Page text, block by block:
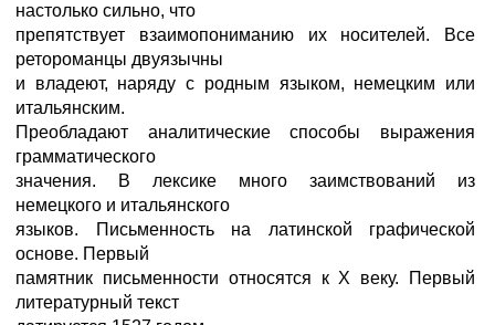
настолько сильно, что
препятствует взаимопониманию их носителей. Все
ретороманцы двуязычны
и владеют, наряду с родным языком, немецким или
итальянским.
Преобладают аналитические способы выражения
грамматического
значения. В лексике много заимствований из
немецкого и итальянского
языков. Письменность на латинской графической
основе. Первый
памятник письменности относятся к X веку. Первый
литературный текст